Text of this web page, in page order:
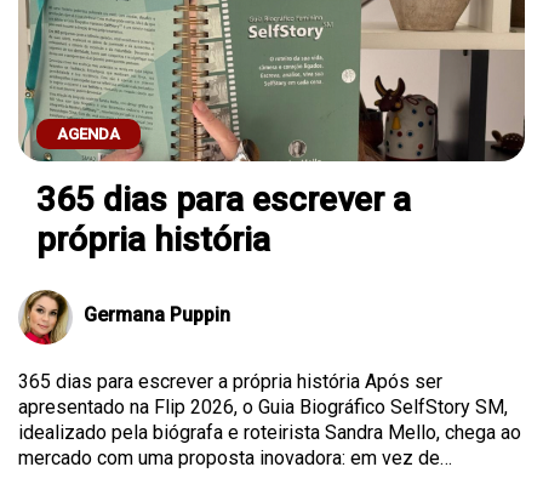
AGENDA
365 dias para escrever a
própria história
Germana Puppin
365 dias para escrever a própria história Após ser
apresentado na Flip 2026, o Guia Biográfico SelfStory SM,
idealizado pela biógrafa e roteirista Sandra Mello, chega ao
mercado com uma proposta inovadora: em vez de…